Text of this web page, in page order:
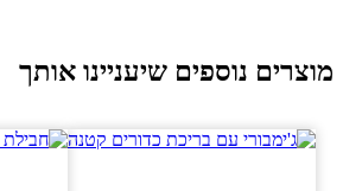
נוספים שיעניינו אותך